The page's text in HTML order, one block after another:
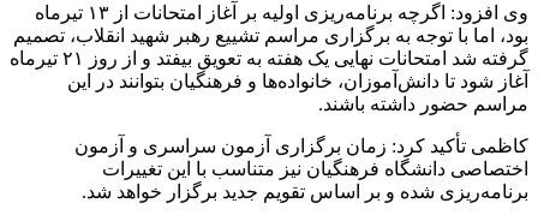
وی افزود: اگرچه برنامه‌ریزی اولیه بر آغاز امتحانات از ۱۳ تیرماه
بود، اما با توجه به برگزاری مراسم تشییع رهبر شهید انقلاب، تصمیم
گرفته شد امتحانات نهایی یک هفته به تعویق بیفتد و از روز ۲۱ تیرماه
آغاز شود تا دانش‌آموزان، خانواده‌ها و فرهنگیان بتوانند در این
مراسم حضور داشته باشند.
کاظمی تأکید کرد: زمان برگزاری آزمون سراسری و آزمون
اختصاصی دانشگاه فرهنگیان نیز متناسب با این تغییرات
برنامه‌ریزی شده و بر اساس تقویم جدید برگزار خواهد شد.